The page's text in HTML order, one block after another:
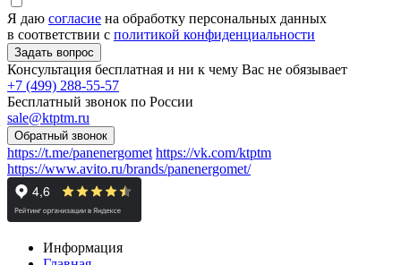
Я даю согласие на обработку персональных данных
в соответствии с политикой конфиденциальности
Консультация бесплатная и ни к чему Вас не обязывает
+7 (499) 288-55-57
Бесплатный звонок по России
sale@ktptm.ru
https://t.me/panenergomet https://vk.com/ktptm
https://www.avito.ru/brands/panenergomet/
Информация